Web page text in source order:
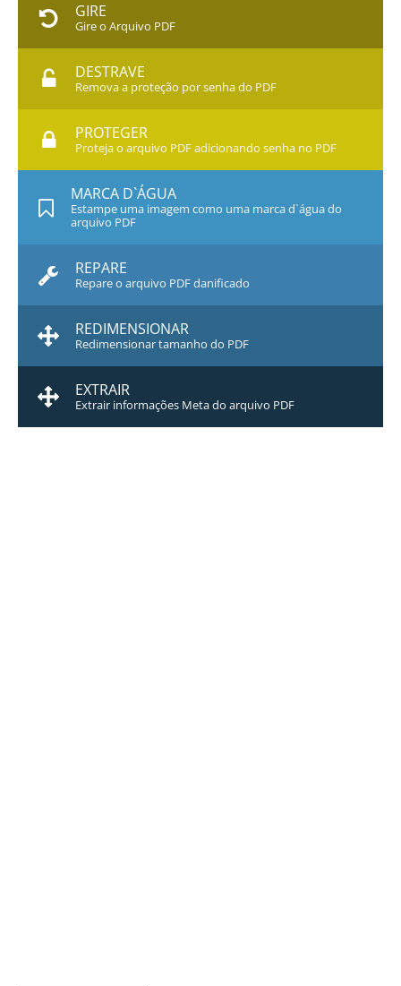
GIRE
Gire o Arquivo PDF
DESTRAVE
Remova a proteção por senha do PDF
PROTEGER
Proteja o arquivo PDF adicionando senha no PDF
MARCA D`ÁGUA
Estampe uma imagem como uma marca d`água do
arquivo PDF
REPARE
Repare o arquivo PDF danificado
REDIMENSIONAR
Redimensionar tamanho do PDF
EXTRAIR
Extrair informações Meta do arquivo PDF